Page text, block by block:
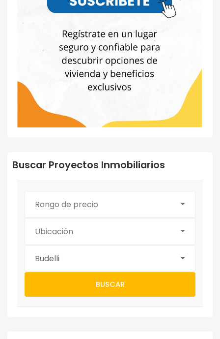
Buscar Proyectos Inmobiliarios
Rango de precio
Ubicación
Budelli
BUSCAR